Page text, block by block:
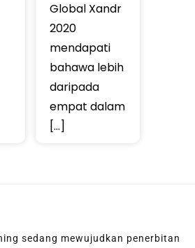
Global Xandr
2020
mendapati
bahawa lebih
daripada
empat dalam
[…]
sedang mewujudkan penerbitan